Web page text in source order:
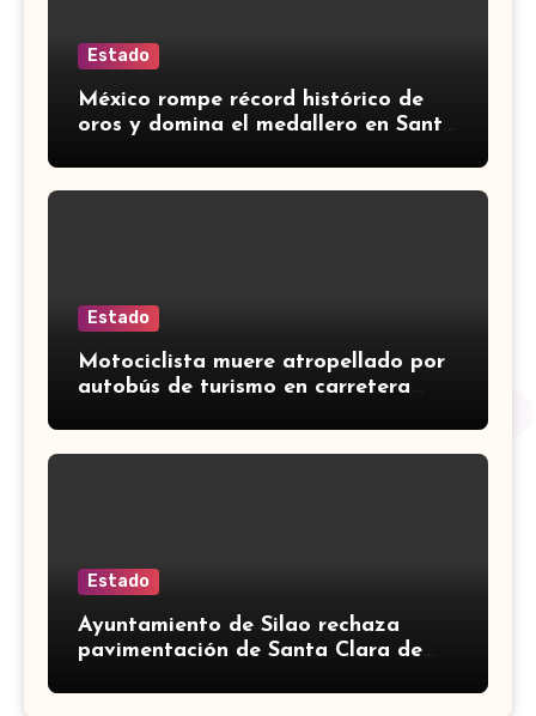
Estado
México rompe récord histórico de
oros y domina el medallero en Santo
Estado
Motociclista muere atropellado por
autobús de turismo en carretera
Estado
Ayuntamiento de Silao rechaza
pavimentación de Santa Clara de